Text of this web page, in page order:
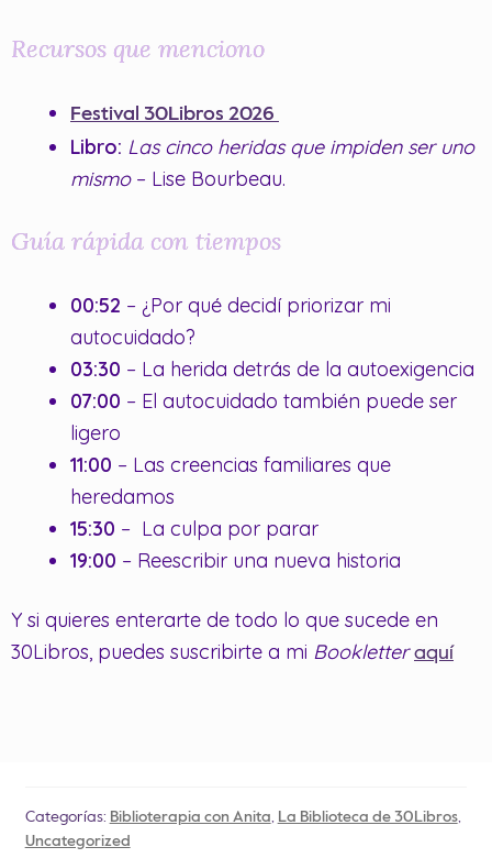
Recursos que menciono
Festival 30Libros 2026
Libro: Las cinco heridas que impiden ser uno
mismo– Lise Bourbeau.
Guía rápida con tiempos
00:52 – ¿Por qué decidí priorizar mi
autocuidado?
03:30 – La herida detrás de la autoexigencia
07:00 – El autocuidado también puede ser
ligero
11:00 – Las creencias familiares que
heredamos
15:30 – La culpa por parar
19:00 – Reescribir una nueva historia
Y si quieres enterarte de todo lo que sucede en
30Libros, puedes suscribirte a mi Bookletter aquí
Categorías: Biblioterapia con Anita, La Biblioteca de 30Libros,
Uncategorized